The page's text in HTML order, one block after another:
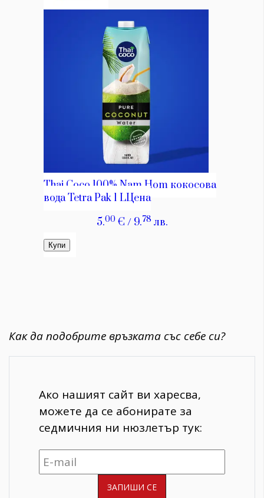
Как да подобрите връзката със себе си?
Ако нашият сайт ви харесва,
можете да се абонирате за
седмичния ни нюзлетър тук: